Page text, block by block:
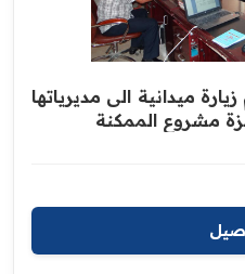
ميدانية الى مديرياتها
مشروع الممكنة